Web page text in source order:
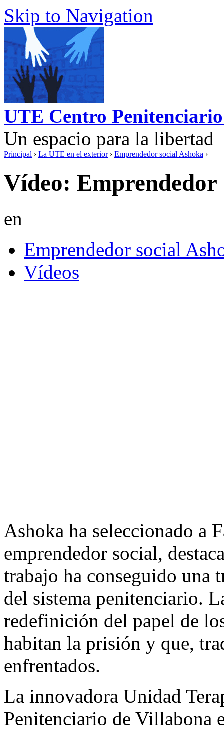
Skip to Navigation
UTE Centro
Un espacio para la libertad
Principal › La UTE en el exterior› Emprendedor social Ashoka ›
Vídeo: Emprendedor
en
Emprendedor social
Vídeos
Ashoka ha seleccionado a
emprendedor social,
trabajo ha conseguido una
del sistema penitenciario.
redefinición del papel de
habitan la prisión y que,
enfrentados.
La innovadora Unidad
Penitenciario de Villabona